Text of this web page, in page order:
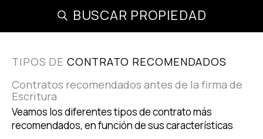
BUSCAR PROPIEDAD
TIPOS DECONTRATO RECOMENDADOS
Contratos recomendados antes de la firma de
Escritura
Veamos los diferentes tipos de contrato más
recomendados, en función de sus características